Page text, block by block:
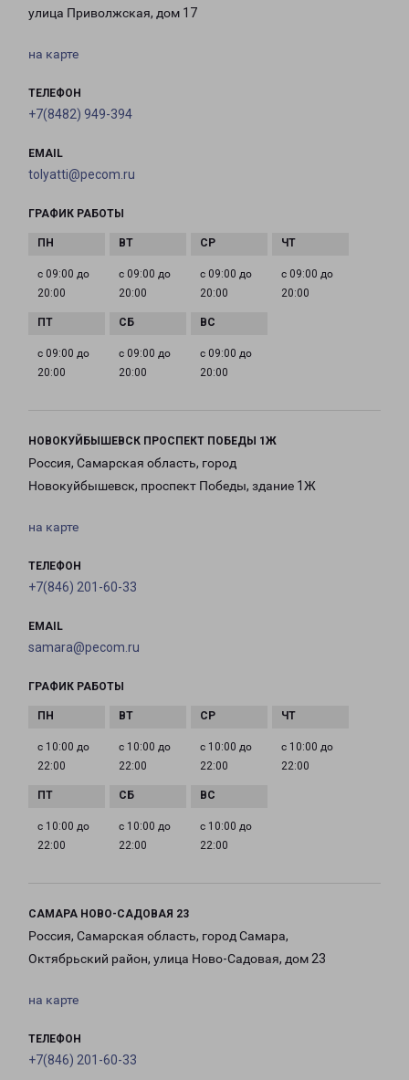
улица Приволжская, дом 17
на карте
ТЕЛЕФОН
+7(8482) 949-394
EMAIL
tolyatti@pecom.ru
ГРАФИК РАБОТЫ
с 09:00 до
20:00
с 09:00 до
20:00
с 09:00 до
20:00
с 09:00 до
20:00
с 09:00 до
20:00
с 09:00 до
20:00
с 09:00 до
20:00
НОВОКУЙБЫШЕВСК ПРОСПЕКТ ПОБЕДЫ 1Ж
Россия, Самарская область, город
Новокуйбышевск, проспект Победы, здание 1Ж
на карте
ТЕЛЕФОН
+7(846) 201-60-33
EMAIL
samara@pecom.ru
ГРАФИК РАБОТЫ
с 10:00 до
22:00
с 10:00 до
22:00
с 10:00 до
22:00
с 10:00 до
22:00
с 10:00 до
22:00
с 10:00 до
22:00
с 10:00 до
22:00
САМАРА НОВО-САДОВАЯ 23
Россия, Самарская область, город Самара,
Октябрьский район, улица Ново-Садовая, дом 23
на карте
ТЕЛЕФОН
+7(846) 201-60-33